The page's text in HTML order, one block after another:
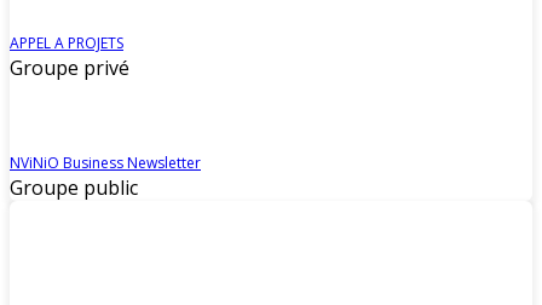
APPEL A PROJETS
Groupe privé
NViNiO Business Newsletter
Groupe public